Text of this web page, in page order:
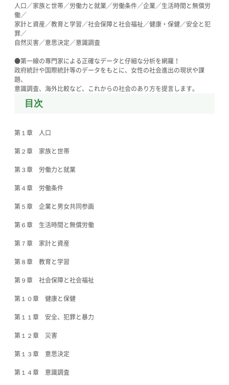
人口／家族と世帯／労働力と就業／労働条件／企業／生活時間と無償労
働／
家計と資産／教育と学習／社会保障と社会福祉／健康・保健／安全と犯
罪／
自然災害／意思決定／意識調査
●第一線の専門家による正確なデータと仔細な分析を網羅！
政府統計や国際統計等のデータをもとに、女性の社会進出の現状や課
題、
意識調査、海外比較など、これからの社会のあり方を提言します。
目次
第１章 人口
第２章 家族と世帯
第３章 労働力と就業
第４章 労働条件
第５章 企業と男女共同参画
第６章 生活時間と無償労働
第７章 家計と資産
第８章 教育と学習
第９章 社会保障と社会福祉
第１０章 健康と保健
第１１章 安全、犯罪と暴力
第１２章 災害
第１３章 意思決定
第１４章 意識調査